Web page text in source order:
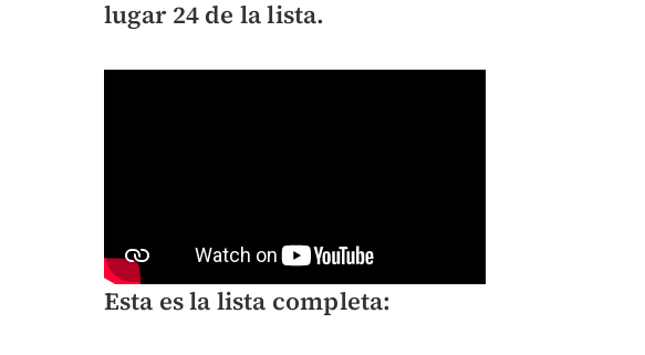
lugar 24 de la lista.
Esta es la lista completa: